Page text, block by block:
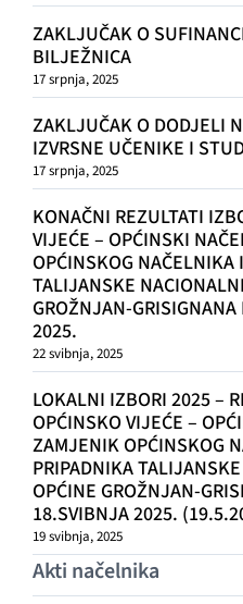
ZAKLJUČAK O
BILJEŽNICA
17 srpnja, 2025
ZAKLJUČAK O DODJELI
IZVRSNE UČENIKE I
17 srpnja, 2025
KONAČNI REZULTATI
VIJEĆE – OPĆINSKI
OPĆINSKOG NAČELNIKA
TALIJANSKE
GROŽNJAN-
2025.
22 svibnja, 2025
LOKALNI IZBORI 2025 –
OPĆINSKO VIJEĆE –
ZAMJENIK OPĆINSKOG
PRIPADNIKA
OPĆINE GROŽNJAN-
18.SVIBNJA 2025.
19 svibnja, 2025
Akti načelnika